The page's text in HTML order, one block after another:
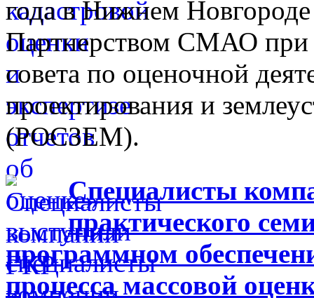
года в Нижнем
Партнерством СМАО при
совета по оценочной
проектирования и
(РОСЗЕМ).
Специалисты
практического
программном
процесса массовой